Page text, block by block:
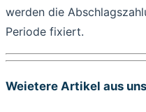
werden die
Periode fixiert.
Weietere Artikel aus